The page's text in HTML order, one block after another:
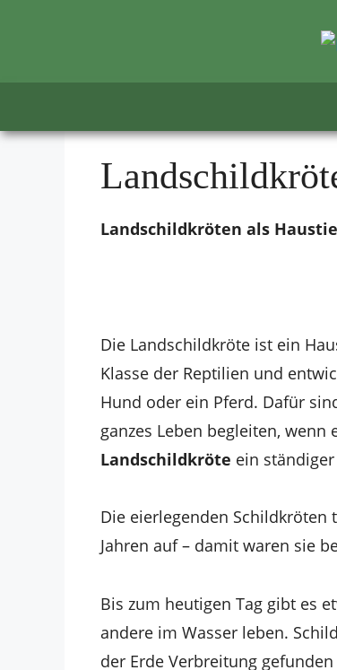
Landschildkröten als
Die Landschildkröte ist ein
Klasse der Reptilien und
Hund oder ein Pferd. Dafür
ganzes Leben begleiten,
Landschildkröte ein
Die eierlegenden
Jahren auf – damit waren sie
Bis zum heutigen Tag gibt es
andere im Wasser leben.
der Erde Verbreitung